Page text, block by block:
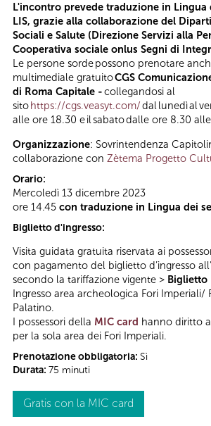
L'incontro prevede traduzione in Lingua
LIS, grazie alla collaborazione del
Sociali e Salute (Direzione Servizi alla
Cooperativa sociale onlus Segni di
Le persone sorde possono prenotare
multimediale gratuitoCGS
di Roma Capitale -collegandosi al
sitohttps://cgs.veasyt.com/dal lunedì al
alle ore 18.30 e il sabato dalle ore 8.30
Organizzazione: Sovrintendenza
collaborazione con Zètema Progetto
Orario:
Mercoledì 13 dicembre 2023
ore 14.45 con traduzione in Lingua dei
Biglietto d'ingresso:
Visita guidata gratuita riservata ai
con pagamento del biglietto d’ingresso
secondo la tariffazione vigente > Biglietto
Ingresso area archeologica Fori Imperiali/
Palatino.
I possessori della MIC card hanno diritto
per la sola area dei Fori Imperiali.
Prenotazione obbligatoria: Sì
Durata: 75 minuti
Gratis con la MIC card